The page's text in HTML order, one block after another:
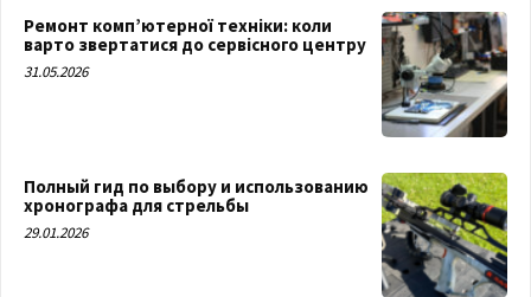
Ремонт комп’ютерної техніки: коли
варто звертатися до сервісного центру
31.05.2026
Полный гид по выбору и использованию
хронографа для стрельбы
29.01.2026